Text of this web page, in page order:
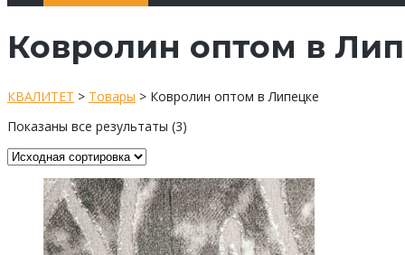
Ковролин оптом в
КВАЛИТЕТ > Товары > Ковролин оптом в Липецке
Показаны все результаты (3)